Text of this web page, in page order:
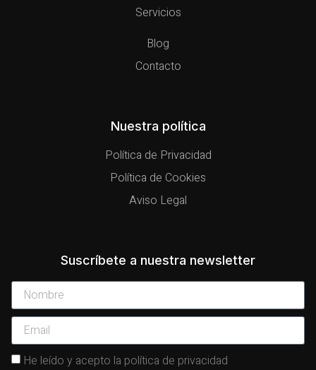
Servicios
Blog
Contacto
Nuestra política
Política de Privacidad
Política de Cookies
Aviso Legal
Suscríbete a nuestra newsletter
He leído y acepto la política de privacidad